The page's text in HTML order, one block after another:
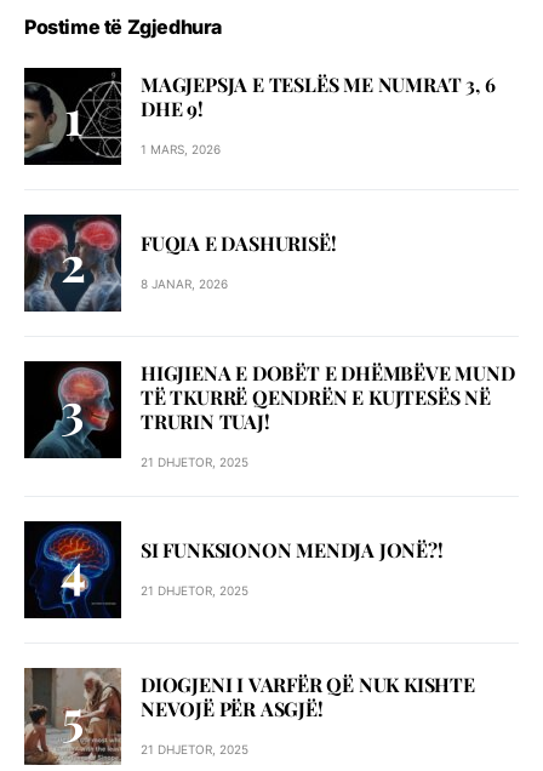
Postime të Zgjedhura
MAGJEPSJA E TESLËS ME NUMRAT 3, 6
DHE 9!
1 MARS, 2026
FUQIA E DASHURISË!
8 JANAR, 2026
HIGJIENA E DOBËT E DHËMBËVE MUND
TË TKURRË QENDRËN E KUJTESËS NË
TRURIN TUAJ!
21 DHJETOR, 2025
SI FUNKSIONON MENDJA JONË?!
21 DHJETOR, 2025
DIOGJENI I VARFËR QË NUK KISHTE
NEVOJË PËR ASGJË!
21 DHJETOR, 2025